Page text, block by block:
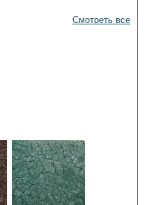
Смотреть все